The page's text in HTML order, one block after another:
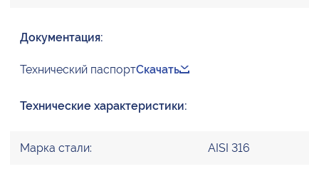
Документация:
Технический паспортСкачать
Технические характеристики:
Марка стали: AISI 316